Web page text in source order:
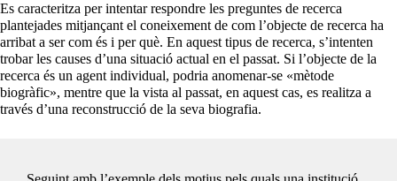
Es caracteritza per intentar respondre les preguntes de recerca
plantejades mitjançant el coneixement de com l’objecte de recerca ha
arribat a ser com és i per què. En aquest tipus de recerca, s’intenten
trobar les causes d’una situació actual en el passat. Si l’objecte de la
recerca és un agent individual, podria anomenar-se «mètode
biogràfic», mentre que la vista al passat, en aquest cas, es realitza a
través d’una reconstrucció de la seva biografia.